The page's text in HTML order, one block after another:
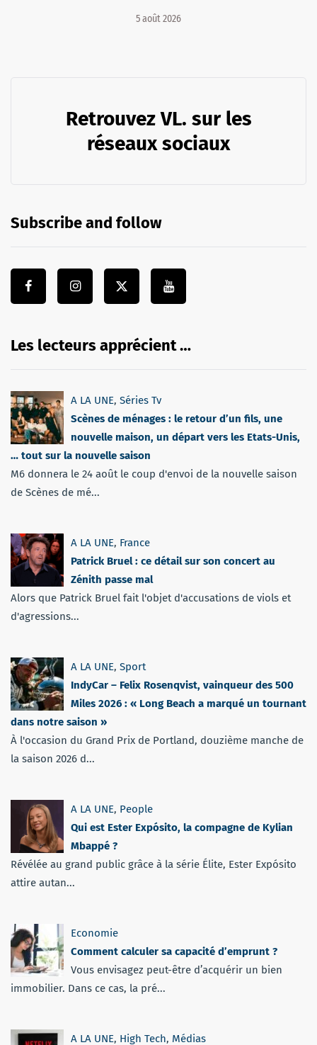
5 août 2026
Retrouvez VL. sur les
réseaux sociaux
Subscribe and follow
Les lecteurs apprécient …
A LA UNE, Séries Tv
Scènes de ménages : le retour d’un fils, une
nouvelle maison, un départ vers les Etats-Unis,
… tout sur la nouvelle saison
M6 donnera le 24 août le coup d'envoi de la nouvelle saison
de Scènes de mé...
A LA UNE, France
Patrick Bruel : ce détail sur son concert au
Zénith passe mal
Alors que Patrick Bruel fait l'objet d'accusations de viols et
d'agressions...
A LA UNE, Sport
IndyCar – Felix Rosenqvist, vainqueur des 500
Miles 2026 : « Long Beach a marqué un tournant
dans notre saison »
À l'occasion du Grand Prix de Portland, douzième manche de
la saison 2026 d...
A LA UNE, People
Qui est Ester Expósito, la compagne de Kylian
Mbappé ?
Révélée au grand public grâce à la série Élite, Ester Expósito
attire autan...
Economie
Comment calculer sa capacité d’emprunt ?
Vous envisagez peut-être d’acquérir un bien
immobilier. Dans ce cas, la pré...
A LA UNE, High Tech, Médias